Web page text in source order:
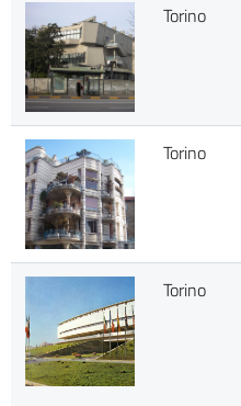
Torino
Torino
Torino